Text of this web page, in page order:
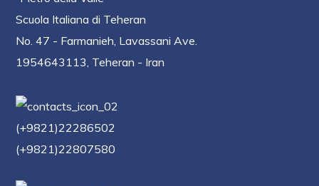
Scuola Italiana di Teheran
No. 47 - Farmanieh, Lavassani Ave.
1954643113, Teheran - Iran
(+9821)22286502
(+9821)22807580